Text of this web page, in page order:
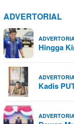
ADVERTORIAL
Hingga
Kadis